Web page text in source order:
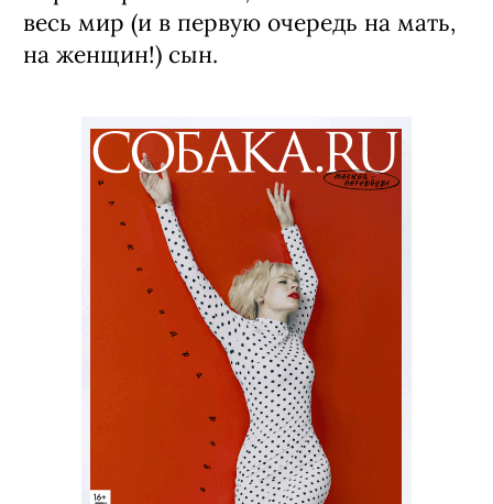
весь мир (и в первую очередь на мать,
на женщин!) сын.